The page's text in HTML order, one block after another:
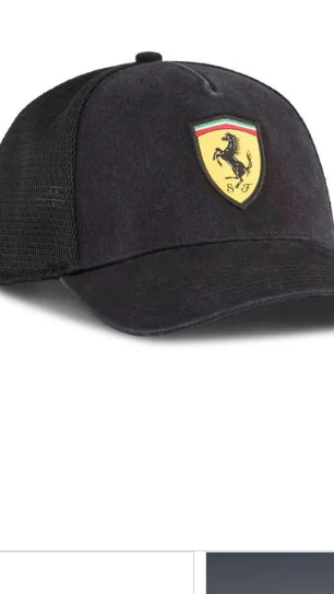
zapatillas nike hombre
zapatillas nike mujer
medias